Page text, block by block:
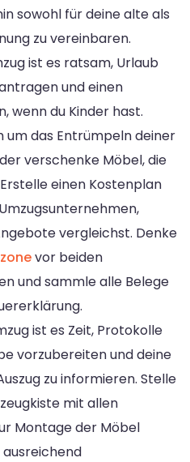
sowohl für deine alte als
zu vereinbaren.
ist es ratsam, Urlaub
und einen
wenn du Kinder hast.
das Entrümpeln deiner
verschenke Möbel, die
einen Kostenplan
vergleichst. Denke
vor beiden
und sammle alle Belege
ist es Zeit, Protokolle
vorzubereiten und deine
zu informieren. Stelle
mit allen
Montage der Möbel